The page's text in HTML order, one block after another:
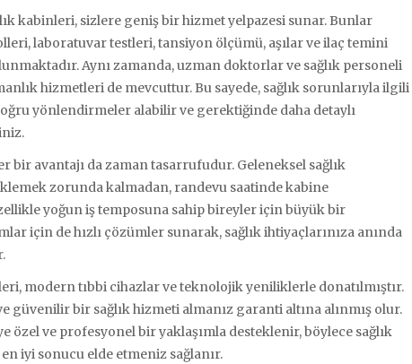
kabinleri, sizlere geniş bir hizmet yelpazesi sunar. Bunlar
laboratuvar testleri, tansiyon ölçümü, aşılar ve ilaç temini
Aynı zamanda, uzman doktorlar ve sağlık personeli
hizmetleri de mevcuttur. Bu sayede, sağlık sorunlarıyla ilgili
yönlendirmeler alabilir ve gerektiğinde daha detaylı
bir avantajı da zaman tasarrufudur. Geleneksel sağlık
zorunda kalmadan, randevu saatinde kabine
yoğun iş temposuna sahip bireyler için büyük bir
için de hızlı çözümler sunarak, sağlık ihtiyaçlarınıza anında
modern tıbbi cihazlar ve teknolojik yeniliklerle donatılmıştır.
güvenilir bir sağlık hizmeti almanız garanti altına alınmış olur.
özel ve profesyonel bir yaklaşımla desteklenir, böylece sağlık
iyi sonucu elde etmeniz sağlanır.